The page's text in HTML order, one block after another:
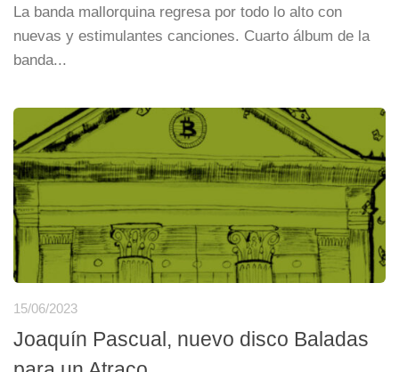
La banda mallorquina regresa por todo lo alto con
nuevas y estimulantes canciones. Cuarto álbum de la
banda...
15/06/2023
Joaquín Pascual, nuevo disco Baladas